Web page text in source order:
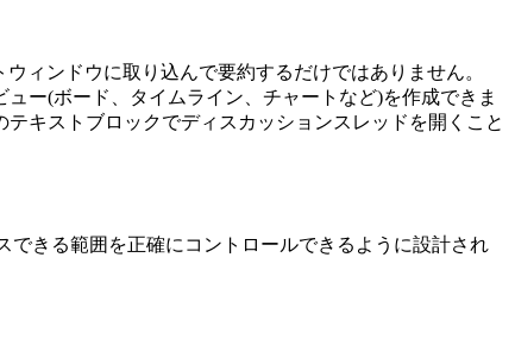
ィンドウに取り込んで要約するだけではありません。
ー(ボード、タイムライン、チャートなど)を作成できま
キストブロックでディスカッションスレッドを開くこと
できる範囲を正確にコントロールできるように設計され